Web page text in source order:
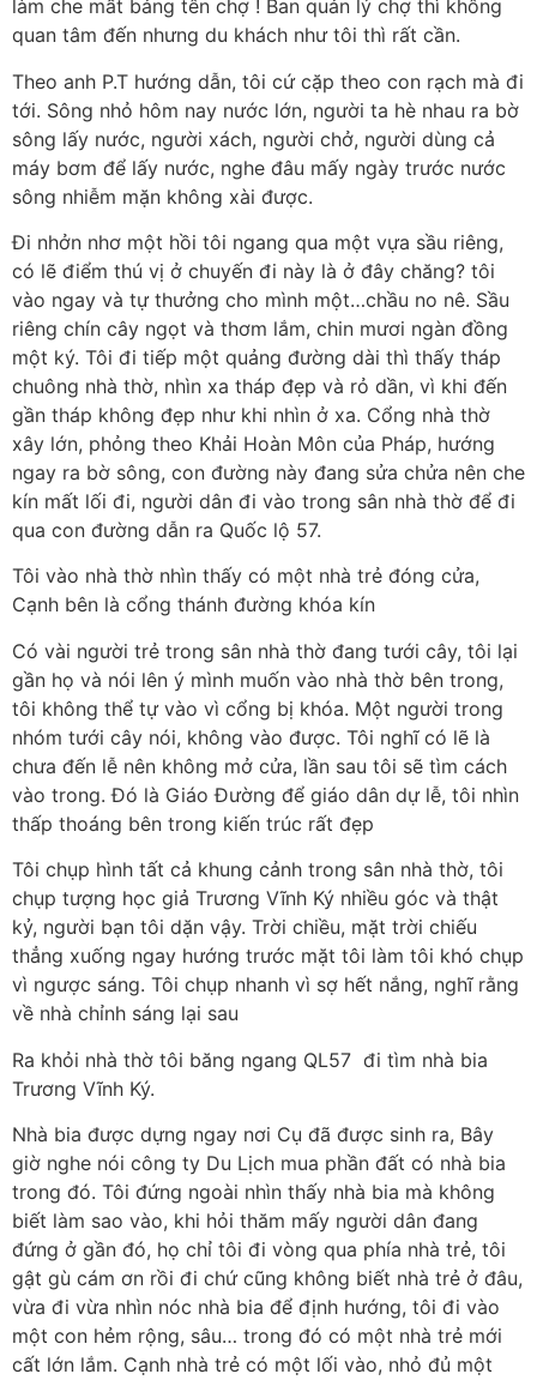
làm che mất bảng tên chợ ! Ban quản lý chợ thì không
quan tâm đến nhưng du khách như tôi thì rất cần.
Theo anh P.T hướng dẫn, tôi cứ cặp theo con rạch mà đi
tới. Sông nhỏ hôm nay nước lớn, người ta hè nhau ra bờ
sông lấy nước, người xách, người chở, người dùng cả
máy bơm để lấy nước, nghe đâu mấy ngày trước nước
sông nhiễm mặn không xài được.
Đi nhởn nhơ một hồi tôi ngang qua một vựa sầu riêng,
có lẽ điểm thú vị ở chuyến đi này là ở đây chăng? tôi
vào ngay và tự thưởng cho mình một…chầu no nê. Sầu
riêng chín cây ngọt và thơm lắm, chin mươi ngàn đồng
một ký. Tôi đi tiếp một quảng đường dài thì thấy tháp
chuông nhà thờ, nhìn xa tháp đẹp và rỏ dần, vì khi đến
gần tháp không đẹp như khi nhìn ở xa. Cổng nhà thờ
xây lớn, phỏng theo Khải Hoàn Môn của Pháp, hướng
ngay ra bờ sông, con đường này đang sửa chửa nên che
kín mất lối đi, người dân đi vào trong sân nhà thờ để đi
qua con đường dẫn ra Quốc lộ 57.
Tôi vào nhà thờ nhìn thấy có một nhà trẻ đóng cửa,
Cạnh bên là cổng thánh đường khóa kín
Có vài người trẻ trong sân nhà thờ đang tưới cây, tôi lại
gần họ và nói lên ý mình muốn vào nhà thờ bên trong,
tôi không thể tự vào vì cổng bị khóa. Một người trong
nhóm tưới cây nói, không vào được. Tôi nghĩ có lẽ là
chưa đến lễ nên không mở cửa, lần sau tôi sẽ tìm cách
vào trong. Đó là Giáo Đường để giáo dân dự lễ, tôi nhìn
thấp thoáng bên trong kiến trúc rất đẹp
Tôi chụp hình tất cả khung cảnh trong sân nhà thờ, tôi
chụp tượng học giả Trương Vĩnh Ký nhiều góc và thật
kỷ, người bạn tôi dặn vậy. Trời chiều, mặt trời chiếu
thẳng xuống ngay hướng trước mặt tôi làm tôi khó chụp
vì ngược sáng. Tôi chụp nhanh vì sợ hết nắng, nghĩ rằng
về nhà chỉnh sáng lại sau
Ra khỏi nhà thờ tôi băng ngang QL57 đi tìm nhà bia
Trương Vĩnh Ký.
Nhà bia được dựng ngay nơi Cụ đã được sinh ra, Bây
giờ nghe nói công ty Du Lịch mua phần đất có nhà bia
trong đó. Tôi đứng ngoài nhìn thấy nhà bia mà không
biết làm sao vào, khi hỏi thăm mấy người dân đang
đứng ở gần đó, họ chỉ tôi đi vòng qua phía nhà trẻ, tôi
gật gù cám ơn rồi đi chứ cũng không biết nhà trẻ ở đâu,
vừa đi vừa nhìn nóc nhà bia để định hướng, tôi đi vào
một con hẻm rộng, sâu… trong đó có một nhà trẻ mới
cất lớn lắm. Cạnh nhà trẻ có một lối vào, nhỏ đủ một